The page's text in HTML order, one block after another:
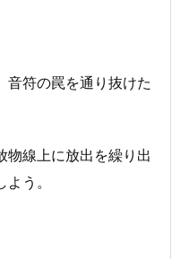
音符の罠を通り抜けた
物線上に放出を繰り出
う。